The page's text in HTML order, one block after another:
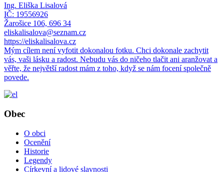
Ing. Eliška Lisalová
IČ: 19556926
Žarošice 106, 696 34
eliskalisalova@seznam.cz
https://eliskalisalova.cz
Mým cílem není vyfotit dokonalou fotku. Chci dokonale zachytit
vás, vaši lásku a radost. Nebudu vás do ničeho tlačit ani aranžovat a
věřte, že největší radost mám z toho, když se nám focení společně
povede.
Obec
O obci
Ocenění
Historie
Legendy
Církevní a lidové slavnosti